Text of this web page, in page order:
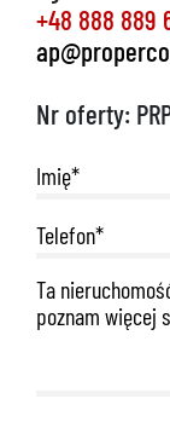
+48 888 889
Nr oferty: